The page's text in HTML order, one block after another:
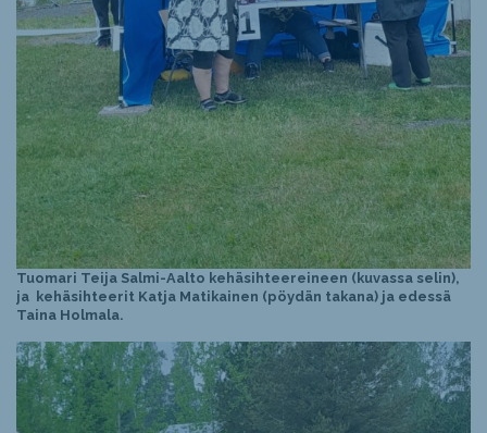
Tuomari Teija Salmi-Aalto kehäsihteereineen (kuvassa selin),
ja kehäsihteerit Katja Matikainen (pöydän takana) ja edessä
Taina Holmala.